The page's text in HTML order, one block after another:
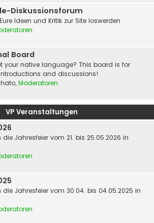
Diskussionsforum
Ideen und Kritik zur Site loswerden
Board
your native language? This board is for
and discussions!
hato, Moderatoren
VP Veranstaltungen
Jahresfeier vom 21. bis 25.05.2026 in
Jahresfeier vom 30.04. bis 04.05.2025 in